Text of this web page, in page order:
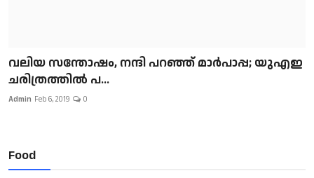
വലിയ സന്തോഷം, നന്ദി പറഞ്ഞ് മാർപാപ്പ; യുഎഇ
ചരിത്രത്തിൽ പ...
Admin Feb 6, 2019 0
Food